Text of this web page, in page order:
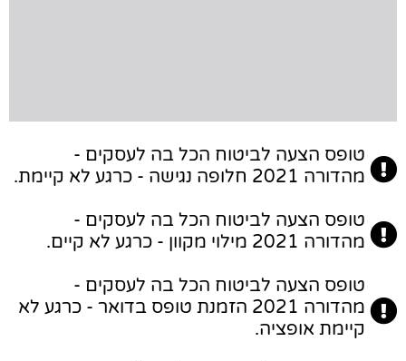
טופס הצעה לביטוח הכל בה לעסקים -
מהדורה 2021 חלופה נגישה - כרגע לא קיימת.
טופס הצעה לביטוח הכל בה לעסקים -
מהדורה 2021 מילוי מקוון - כרגע לא קיים.
טופס הצעה לביטוח הכל בה לעסקים -
מהדורה 2021 הזמנת טופס בדואר - כרגע לא
קיימת אופציה.